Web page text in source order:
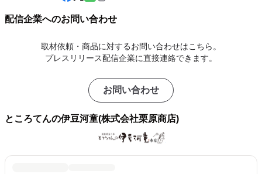
配信企業へのお問い合わせ
取材依頼・商品に対するお問い合わせはこちら。
プレスリリース配信企業に直接連絡できます。
お問い合わせ
ところてんの伊豆河童(株式会社栗原商店)